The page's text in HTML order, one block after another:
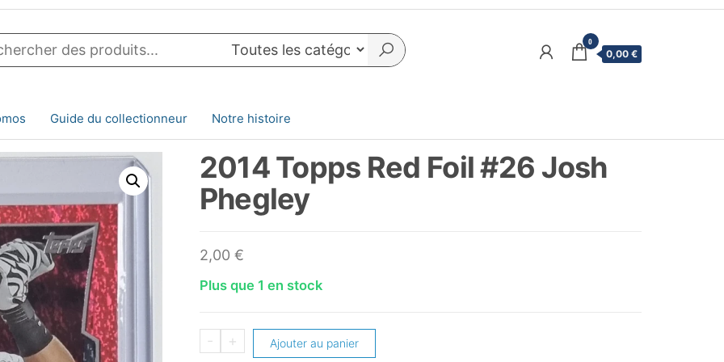
0
0,00 €
Guide du collectionneur Notre histoire
2014 Topps Red Foil #26 Josh
Phegley
2,00 €
Plus que 1 en stock
-
quantité
+ Ajouter au panier